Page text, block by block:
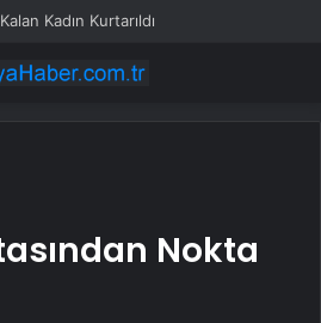
Kadın Kurtarıldı
Nokta